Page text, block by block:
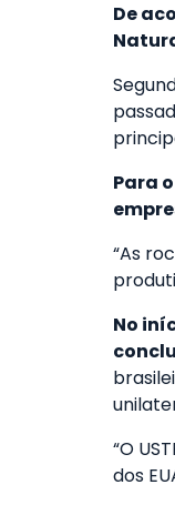
De
Para
“As
No
“O
dos